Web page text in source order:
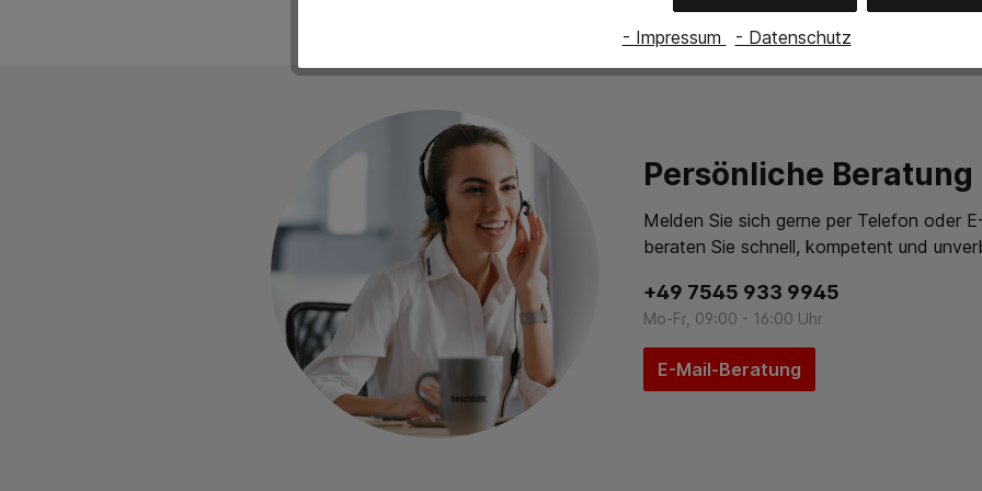
Persönliche Beratung
Melden Sie sich gerne per Telefon oder
beraten Sie schnell, kompetent und
+49 7545 933 9945
Mo-Fr, 09:00 - 16:00 Uhr
E-Mail-Beratung
- Impressum - Datenschutz